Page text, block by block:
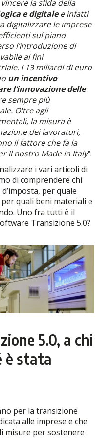
la sfida della
e digitalee infatti
digitalizzare le imprese
sul piano
l’introduzione di
ai fini
I 13 miliardi di euro
un incentivo
l’innovazione delle
sempre più
Oltre agli
la misura è
dei lavoratori,
il fattore che fa la
il nostro Made in Italy“.
i vari articoli di
di comprendere chi
per quale
quali beni materiali e
Uno fra tutti è il
Transizione 5.0?
5.0, a chi
è stata
per la transizione
alle imprese e che
misure per sostenere